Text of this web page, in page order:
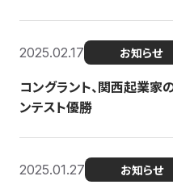
2025.02.17 お知らせ
コングラント、関西起業
ンテスト優勝
2025.01.27 お知らせ